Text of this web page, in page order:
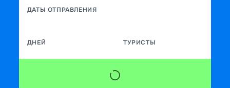
ДАТЫ ОТПРАВЛЕНИЯ
ДНЕЙ ТУРИСТЫ